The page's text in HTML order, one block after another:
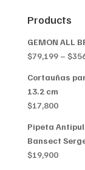
Products
GEMON ALL
$79,199 – $
Cortauñas
13.2 cm
$17,800
Pipeta
Bansect
$19,900